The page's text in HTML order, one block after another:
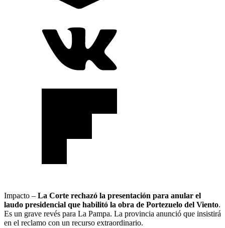
Impacto – La Corte rechazó la presentación para anular el
laudo presidencial que habilitó la obra de Portezuelo del Viento.
Es un grave revés para La Pampa. La provincia anunció que insistirá
en el reclamo con un recurso extraordinario.